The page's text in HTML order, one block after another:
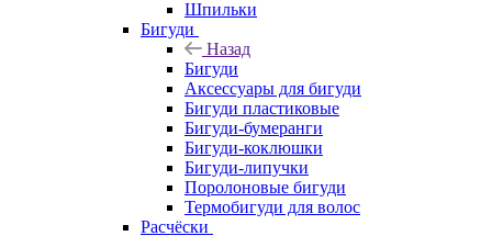
Шпильки
Бигуди
Назад
Бигуди
Аксессуары для бигуди
Бигуди пластиковые
Бигуди-бумеранги
Бигуди-коклюшки
Бигуди-липучки
Поролоновые бигуди
Термобигуди для волос
Расчёски